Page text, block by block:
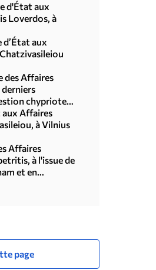
d'État aux
Loverdos, à
d’État aux
des Affaires
chypriote
Affaires
à Vilnius
Affaires
à l'issue de
et en
page